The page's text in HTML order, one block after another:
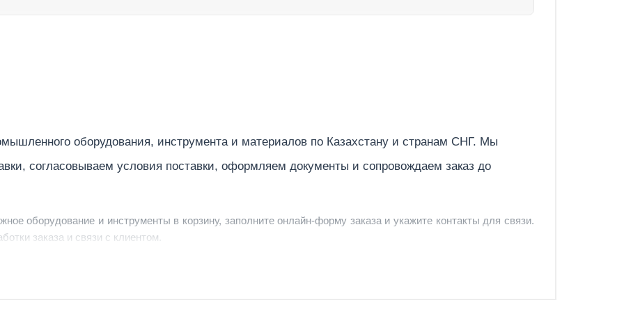
Нет
220
215 л/сут
оборудования, инструмента и материалов по Казахстану и странам СНГ. Мы
согласовываем условия поставки, оформляем документы и сопровождаем заказ до
оборудование и инструменты в корзину, заполните онлайн-форму заказа и укажите контакты для связи.
заказа и связи с клиентом.
заявку, уточнить детали, рассчитать стоимость поставки и предложить удобный вариант доставки.